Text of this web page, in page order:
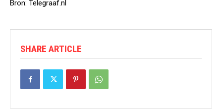
Bron: Telegraaf.nl
SHARE ARTICLE